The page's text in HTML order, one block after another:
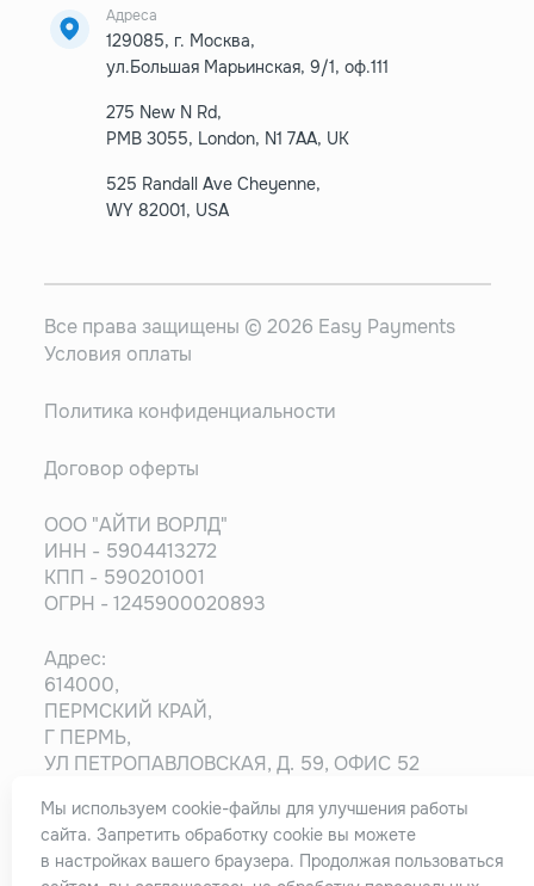
Адреса
129085, г. Москва,
ул.Большая Марьинская, 9/1, оф.111
275 New N Rd,
PMB 3055, London, N1 7AA, UK
525 Randall Ave Cheyenne,
WY 82001, USA
Все права защищены © 2026 Easy Payments
Условия оплаты
Политика конфиденциальности
Договор оферты
ООО "АЙТИ ВОРЛД"
ИНН - 5904413272
КПП - 590201001
ОГРН - 1245900020893
Адрес:
614000,
ПЕРМСКИЙ КРАЙ,
Г ПЕРМЬ,
УЛ ПЕТРОПАВЛОВСКАЯ, Д. 59, ОФИС 52
Информация на сайте носит ознакомительный
характер и не является публичной офертой,
Мы используем cookie-файлы для улучшения работы
сайта. Запретить обработку cookie вы можете
в настройках вашего браузера. Продолжая пользоваться